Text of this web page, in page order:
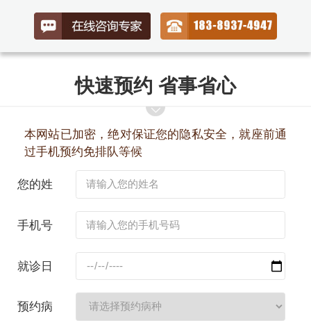
快速预约 省事省心
本网站已加密，绝对保证您的隐私安全，就座前通
过手机预约免排队等候
您的姓
手机号
就诊日
预约病